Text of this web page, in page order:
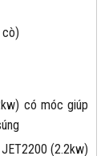
cò)
có móc giúp
(2.2kw)